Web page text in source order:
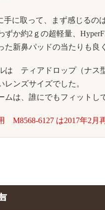
手に取って、まず感じる
ずか約2ｇの超軽量、
た新鼻パッドの当たりも良
は ティアドロップ（ナス
レンズサイズでした。
ムは、誰にでもフィットし
M8568-6127 は2017年2月